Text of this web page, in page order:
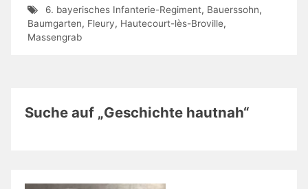
6. bayerisches Infanterie-Regiment, Bauerssohn,
Baumgarten, Fleury, Hautecourt-lès-Broville,
Massengrab
Suche auf „Geschichte hautnah“